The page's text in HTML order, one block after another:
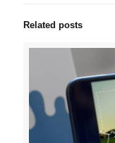
Related posts